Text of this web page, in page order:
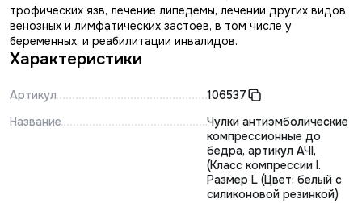
трофических язв, лечение липедемы, лечении других видов
венозных и лимфатических застоев, в том числе у
беременных, и реабилитации инвалидов.
Характеристики
Артикул
106537
Название
Чулки антиэмболические
компрессионные до
бедра, артикул АЧI,
(Класс компрессии I.
Размер L (Цвет: белый с
силиконовой резинкой)